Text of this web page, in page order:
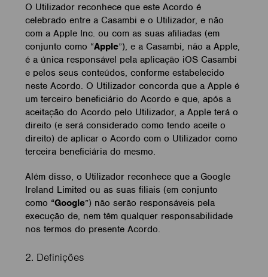
O Utilizador reconhece que este Acordo é
celebrado entre a Casambi e o Utilizador, e não
com a Apple Inc. ou com as suas afiliadas (em
conjunto como “Apple”), e a Casambi, não a Apple,
é a única responsável pela aplicação iOS Casambi
e pelos seus conteúdos, conforme estabelecido
neste Acordo. O Utilizador concorda que a Apple é
um terceiro beneficiário do Acordo e que, após a
aceitação do Acordo pelo Utilizador, a Apple terá o
direito (e será considerado como tendo aceite o
direito) de aplicar o Acordo com o Utilizador como
terceira beneficiária do mesmo.
Além disso, o Utilizador reconhece que a Google
Ireland Limited ou as suas filiais (em conjunto
como “Google”) não serão responsáveis pela
execução de, nem têm qualquer responsabilidade
nos termos do presente Acordo.
2. Definições